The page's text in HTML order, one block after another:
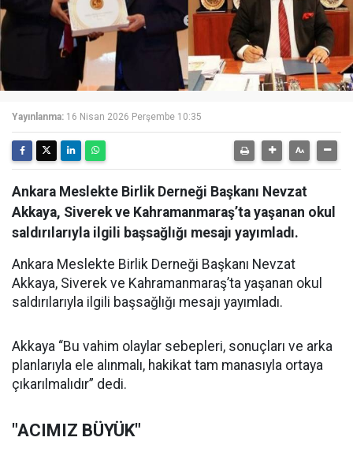
Yayınlanma: 16 Nisan 2026 Perşembe 10:35
Ankara Meslekte Birlik Derneği Başkanı Nevzat
Akkaya, Siverek ve Kahramanmaraş’ta yaşanan okul
saldırılarıyla ilgili başsağlığı mesajı yayımladı.
Ankara Meslekte Birlik Derneği Başkanı Nevzat
Akkaya, Siverek ve Kahramanmaraş’ta yaşanan okul
saldırılarıyla ilgili başsağlığı mesajı yayımladı.
Akkaya “Bu vahim olaylar sebepleri, sonuçları ve arka
planlarıyla ele alınmalı, hakikat tam manasıyla ortaya
çıkarılmalıdır” dedi.
"ACIMIZ BÜYÜK"